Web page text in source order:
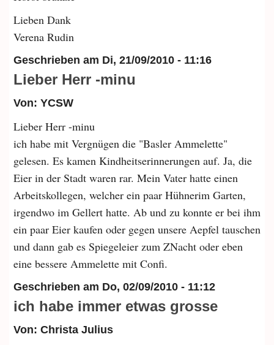
Lieben Dank
Verena Rudin
Geschrieben am Di, 21/09/2010 - 11:16
Lieber Herr -minu
Von: YCSW
Lieber Herr -minu
ich habe mit Vergnügen die "Basler Ammelette"
gelesen. Es kamen Kindheitserinnerungen auf. Ja, die
Eier in der Stadt waren rar. Mein Vater hatte einen
Arbeitskollegen, welcher ein paar Hühnerim Garten,
irgendwo im Gellert hatte. Ab und zu konnte er bei ihm
ein paar Eier kaufen oder gegen unsere Aepfel tauschen
und dann gab es Spiegeleier zum ZNacht oder eben
eine bessere Ammelette mit Confi.
Geschrieben am Do, 02/09/2010 - 11:12
ich habe immer etwas grosse
Von: Christa Julius